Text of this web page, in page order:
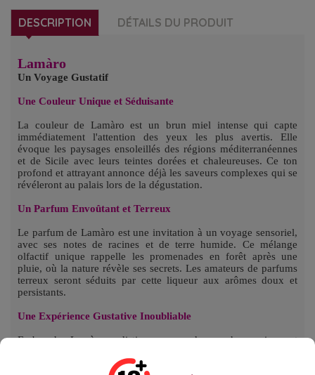
DESCRIPTION DÉTAILS DU PRODUIT
Lamàro
Un Voyage Gustatif
Une Couleur Unique et Séduisante
La couleur de Lamàro est un brun miel intense qui capte
immédiatement l'attention des yeux les plus avertis. Elle
évoque les paysages ensoleillés des régions méditerranéennes
et de Sicile avec leurs teintes dorées et chaleureuses. Ce ton
profond et attrayant annonce déjà les saveurs complexes qui se
révéleront au palais lors de la dégustation.
Un Parfum Envoûtant et Terreux
Le parfum de Lamàro est une invitation à un voyage sensoriel,
avec ses notes de racines et de terre humide. Ce mélange
olfactif unique rappelle les promenades en forêt après une
pluie, où la nature révèle ses secrets. Les amateurs de parfums
terreux seront séduits par cette liqueur aux arômes doux et
persistants.
Une Expérience Gustative Inoubliable
En bouche, Lamàro se distingue par sa douceur harmonieuse et
s'entrelacent, offrant un équilibre parfait. Chaque gorgée est